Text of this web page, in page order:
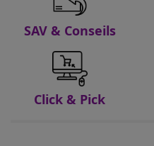
SAV & Conseils
Click & Pick